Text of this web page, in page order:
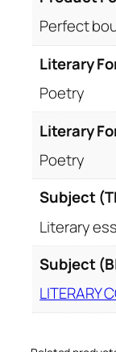
Perfect
Literary
Poetry
Literary
Poetry
Subject
Literary
Subject
LITERARY